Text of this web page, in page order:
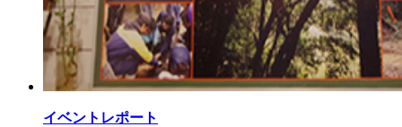
イベントレポート